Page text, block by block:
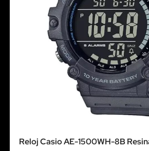
Reloj Casio AE-1500WH-8B